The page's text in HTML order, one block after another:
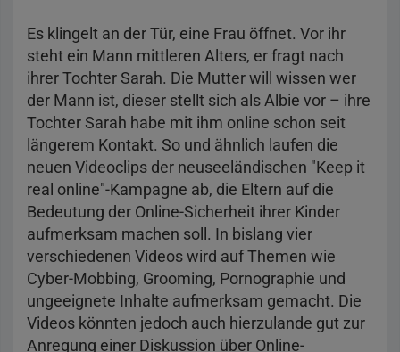
Es klingelt an der Tür, eine Frau öffnet. Vor ihr
steht ein Mann mittleren Alters, er fragt nach
ihrer Tochter Sarah. Die Mutter will wissen wer
der Mann ist, dieser stellt sich als Albie vor – ihre
Tochter Sarah habe mit ihm online schon seit
längerem Kontakt. So und ähnlich laufen die
neuen Videoclips der neuseeländischen "Keep it
real online"-Kampagne ab, die Eltern auf die
Bedeutung der Online-Sicherheit ihrer Kinder
aufmerksam machen soll. In bislang vier
verschiedenen Videos wird auf Themen wie
Cyber-Mobbing, Grooming, Pornographie und
ungeeignete Inhalte aufmerksam gemacht. Die
Videos könnten jedoch auch hierzulande gut zur
Anregung einer Diskussion über Online-